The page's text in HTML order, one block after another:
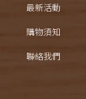
最新活動
購物須知
聯絡我們